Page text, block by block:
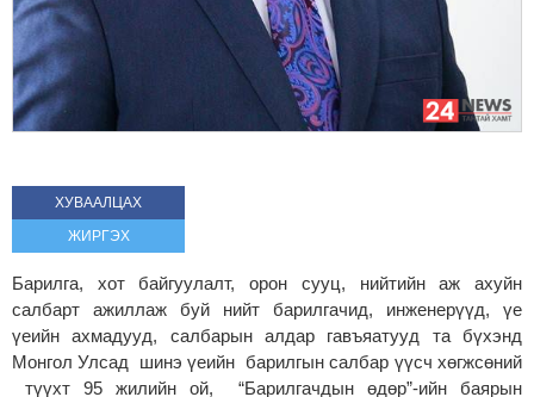
ХУВААЛЦАХ
ЖИРГЭХ
Барилга, хот байгуулалт, орон сууц, нийтийн аж ахуйн
салбарт ажиллаж буй нийт барилгачид, инженерүүд, үе
үеийн ахмадууд, салбарын алдар гавъяатууд та бүхэнд
Монгол Улсад шинэ үеийн барилгын салбар үүсч хөгжсөний
түүхт 95 жилийн ой, “Барилгачдын өдөр”-ийн баярын